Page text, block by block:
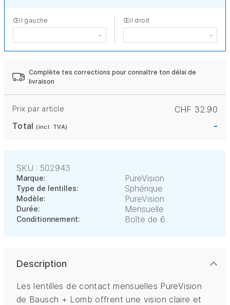
Œil gauche Œil droit
Complète tes corrections pour connaître ton délai de
livraison
Prix par article
CHF 32.90
Total(incl. TVA) -
SKU : 502943
Marque: PureVision
Type de lentilles: Sphérique
Modèle: PureVision
Durée: Mensuelle
Conditionnement: Boîte de 6
Description
Les lentilles de contact mensuelles PureVision
de Bausch + Lomb offrent une vision claire et